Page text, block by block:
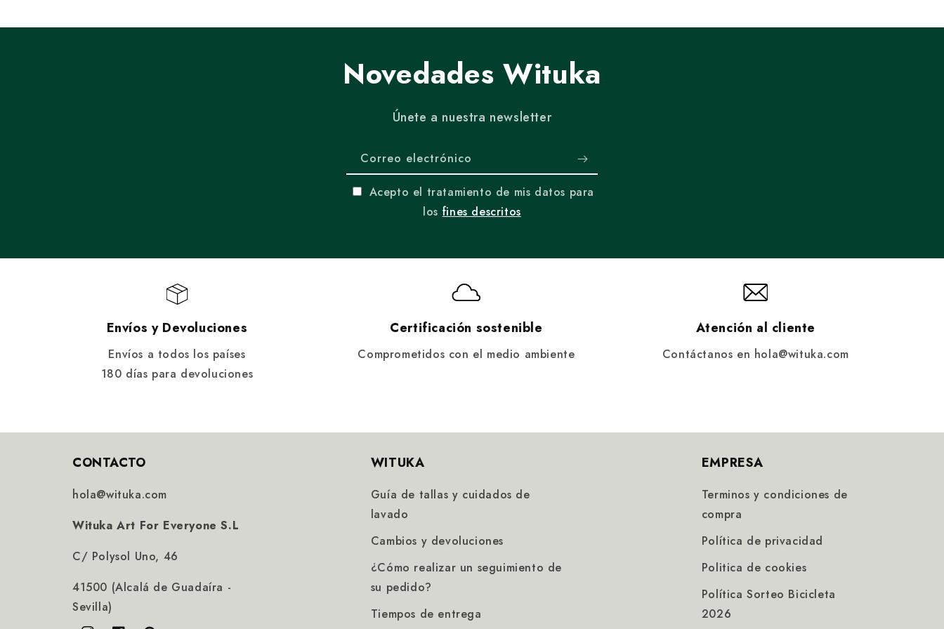
Novedades Wituka
Únete a nuestra newsletter
Correo electrónico
Acepto el tratamiento de mis datos para
los fines descritos
Envíos y Devoluciones
Envíos a todos los países
180 días para devoluciones
Certificación sostenible
Comprometidos con el medio ambiente
Atención al cliente
Contáctanos en hola@wituka.com
CONTACTO
hola@wituka.com
Wituka Art For Everyone S.L
C/ Polysol Uno, 46
41500 (Alcalá de Guadaíra -
Sevilla)
WITUKA
Guía de tallas y cuidados de
lavado
Cambios y devoluciones
¿Cómo realizar un seguimiento de
su pedido?
Tiempos de entrega
EMPRESA
Terminos y condiciones de
compra
Política de privacidad
Politica de cookies
Política Sorteo Bicicleta
2026